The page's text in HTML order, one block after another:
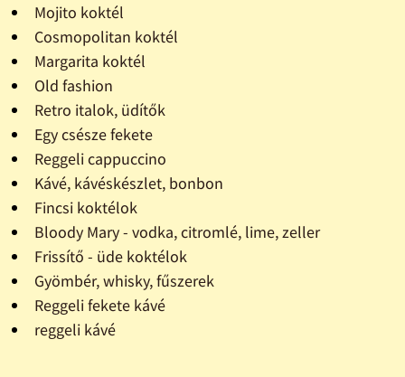
Mojito koktél
Cosmopolitan koktél
Margarita koktél
Old fashion
Retro italok, üdítők
Egy csésze fekete
Reggeli cappuccino
Kávé, kávéskészlet, bonbon
Fincsi koktélok
Bloody Mary - vodka, citromlé, lime, zeller
Frissítő - üde koktélok
Gyömbér, whisky, fűszerek
Reggeli fekete kávé
reggeli kávé